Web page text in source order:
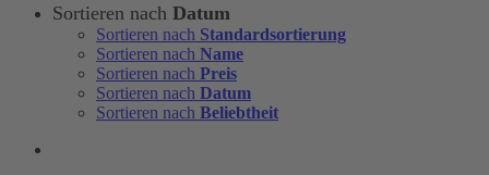
Sortieren nach Datum
Sortieren nach Standardsortierung
Sortieren nach Name
Sortieren nach Preis
Sortieren nach Datum
Sortieren nach Beliebtheit